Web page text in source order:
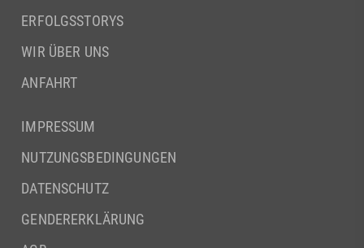
ERFOLGSSTORYS
WIR ÜBER UNS
ANFAHRT
IMPRESSUM
NUTZUNGSBEDINGUNGEN
DATENSCHUTZ
GENDERERKLÄRUNG